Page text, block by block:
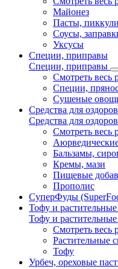
Майонез
Пасты, пиккули
Соусы,
Уксусы
Специи, приправы
Специи, приправы
Смотреть весь
Специи,
Сушеные
Средства для
Средства для
Смотреть весь
Бальзамы,
Кремы, мази
Пищевые
Прополис
СуперФуды
Тофу и
Тофу и
Смотреть весь
Растительные
Тофу
Урбеч, ореховые